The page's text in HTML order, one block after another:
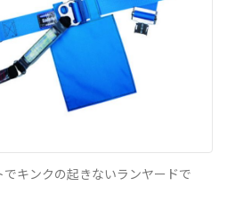
キンクの起きないランヤードで